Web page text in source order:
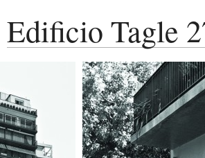
Edificio Tagle